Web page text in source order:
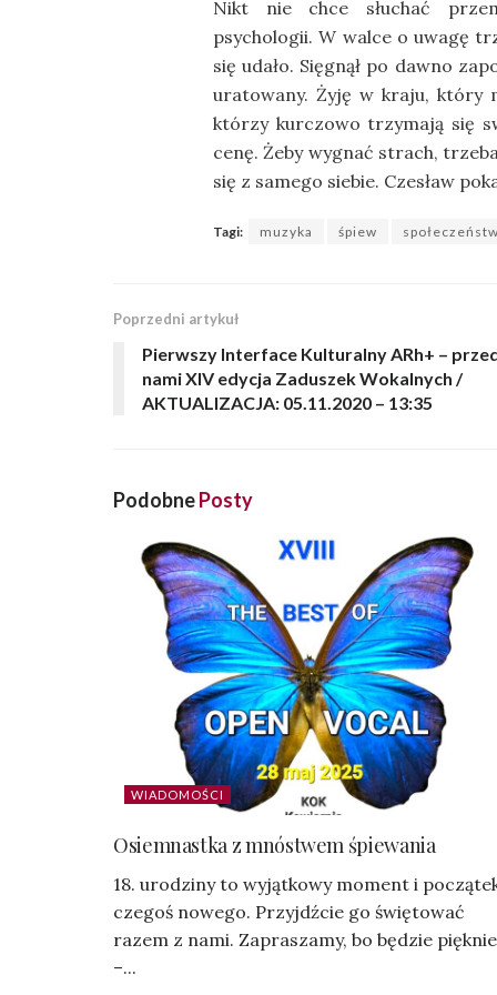
Nikt nie chce słuchać
psychologii. W walce o uwagę
się udało. Sięgnął po dawno
uratowany. Żyję w kraju, który
którzy kurczowo trzymają się
cenę. Żeby wygnać strach,
się z samego siebie. Czesław
Tagi: muzyka śpiew
Poprzedni artykuł
Pierwszy Interface Kulturalny ARh+ –
nami XIV edycja Zaduszek Wokalnych /
AKTUALIZACJA: 05.11.2020 – 13:35
PodobnePosty
WIADOMOŚCI
Osiemnastka z mnóstwem śpiewania
18. urodziny to wyjątkowy moment i
czegoś nowego. Przyjdźcie go świętować
razem z nami. Zapraszamy, bo będzie pięknie
–...